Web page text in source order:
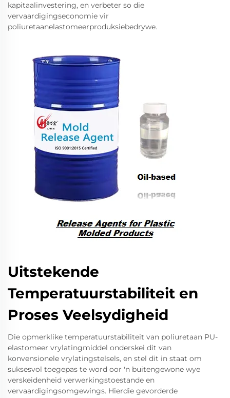
kapitaalinvestering, en verbeter so die
vervaardigingseconomie vir
poliuretaanelastomeerproduksiebedrywe.
Uitstekende
Temperatuurstabiliteit en
Proses Veelsydigheid
Die opmerklike temperatuurstabiliteit van poliuretaan PU-
elastomeer vrylatingmiddel onderskei dit van
konvensionele vrylatingstelsels, en stel dit in staat om
suksesvol toegepas te word oor 'n buitengewone wye
verskeidenheid verwerkingstoestande en
vervaardigingsomgewings. Hierdie gevorderde